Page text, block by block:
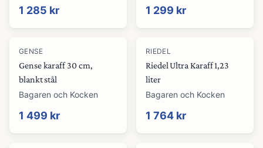
1 285 kr 1 299 kr
GENSE
Gense karaff 30 cm,
blankt stål
Bagaren och Kocken
1 499 kr
RIEDEL
Riedel Ultra Karaff 1,23
liter
Bagaren och Kocken
1 764 kr